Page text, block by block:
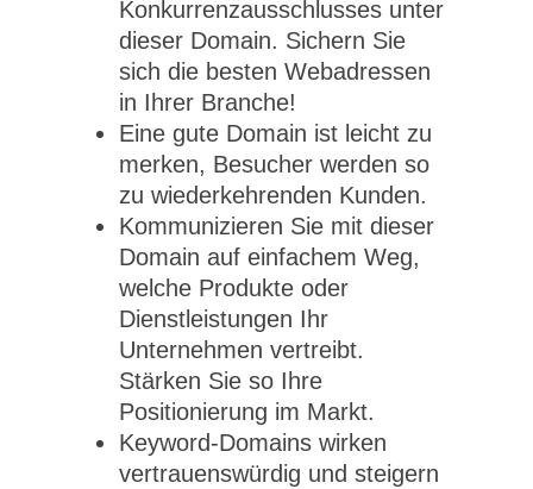
Konkurrenzausschlusses unter
dieser Domain. Sichern Sie
sich die besten Webadressen
in Ihrer Branche!
Eine gute Domain ist leicht zu
merken, Besucher werden so
zu wiederkehrenden Kunden.
Kommunizieren Sie mit dieser
Domain auf einfachem Weg,
welche Produkte oder
Dienstleistungen Ihr
Unternehmen vertreibt.
Stärken Sie so Ihre
Positionierung im Markt.
Keyword-Domains wirken
vertrauenswürdig und steigern